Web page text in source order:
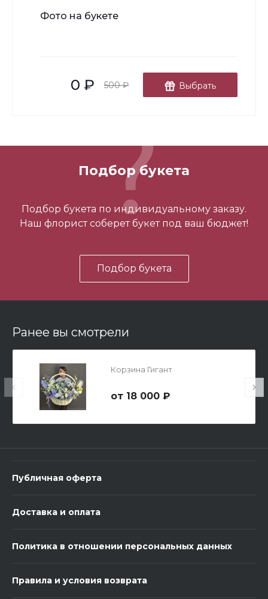
В корзину
-
Фото на букете
0 ₽ 500 ₽ Выбрать
Подбор букета
Подбор букета по индивидуальному заказу.
Наш флорист соберет букет под ваш бюджет!
Подбор букета
Ранее вы смотрели
Корзина Гигант
18 000 ₽
Публичная оферта
Доставка и оплата
Политика в отношении персональных данных
Правила и условия возврата